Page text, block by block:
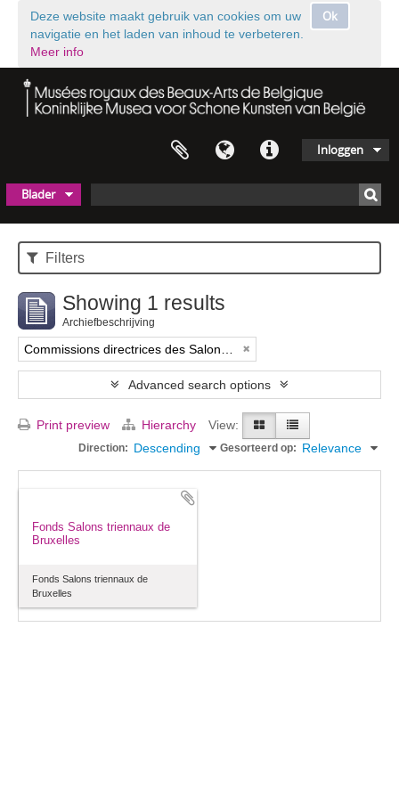
Ok
Deze website maakt gebruik van cookies om uw
navigatie en het laden van inhoud te verbeteren.
Meer info
Inloggen
Blader
Filters
Showing 1 results
Archiefbeschrijving
Commissions directrices des Salons triennaux de Bruxelles (1833-1914) (nom générique forgé)
Advanced search options
Print preview Hierarchy View:
Gesorteerd op: Relevance
Direction: Descending
Fonds Salons triennaux de
Bruxelles
Fonds Salons triennaux de
Bruxelles